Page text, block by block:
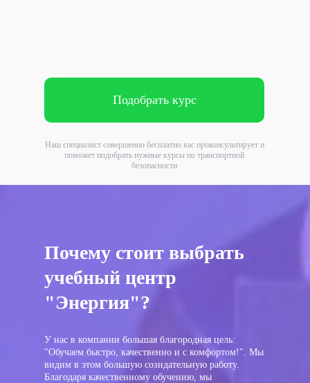
Наш специалист совершенно бесплатно вас проконсультирует и
поможет подобрать нужные курсы по транспортной
безопасности
Подобрать курс
Почему стоит выбрать
учебный центр
"Энергия"?
У нас в компании большая благородная цель:
"Обучаем быстро, качественно и с комфортом!". Мы
видим в этом большую созидательную работу.
Благодаря качественному обучению, мы